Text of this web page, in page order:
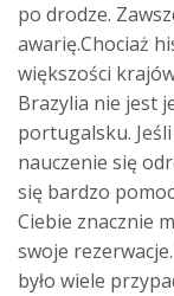
po drodze.
awarię.Chociaż
większości
Brazylia nie jest
portugalsku.
nauczenie się
się bardzo
Ciebie znacznie
swoje
było wiele